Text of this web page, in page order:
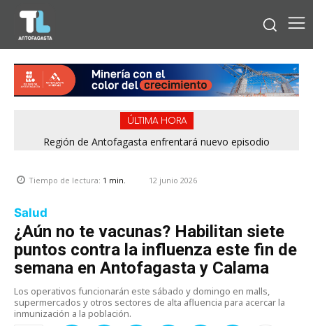
ÚLTIMA HORA
Región de Antofagasta enfrentará nuevo episodio
Tiempo de lectura: 1 min. 12 junio 2026
Salud
¿Aún no te vacunas? Habilitan siete
puntos contra la influenza este fin de
semana en Antofagasta y Calama
Los operativos funcionarán este sábado y domingo en malls,
supermercados y otros sectores de alta afluencia para acercar la
inmunización a la población.